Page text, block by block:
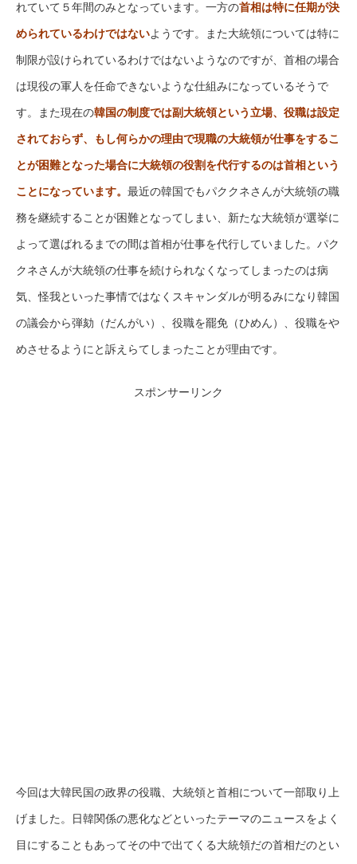
れていて５年間のみとなっています。一方の首相は特に任期が決
められているわけではないようです。また大統領については特に
制限が設けられているわけではないようなのですが、首相の場合
は現役の軍人を任命できないような仕組みになっているそうで
す。また現在の韓国の制度では副大統領という立場、役職は設定
されておらず、もし何らかの理由で現職の大統領が仕事をするこ
とが困難となった場合に大統領の役割を代行するのは首相という
ことになっています。 最近の韓国でもパククネさんが大統領の職
務を継続することが困難となってしまい、新たな大統領が選挙に
よって選ばれるまでの間は首相が仕事を代行していました。パク
クネさんが大統領の仕事を続けられなくなってしまったのは病
気、怪我といった事情ではなくスキャンダルが明るみになり韓国
の議会から弾劾（だんがい）、役職を罷免（ひめん）、役職をや
めさせるようにと訴えらてしまったことが理由です。
スポンサーリンク
今回は大韓民国の政界の役職、大統領と首相について一部取り上
げました。日韓関係の悪化などといったテーマのニュースをよく
目にすることもあってその中で出てくる大統領だの首相だのとい